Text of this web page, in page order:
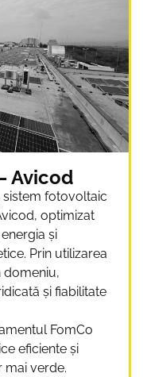
Avicod
sistem fotovoltaic
optimizat
și
Prin utilizarea
domeniu,
și fiabilitate
FomCo
eficiente și
mai verde.